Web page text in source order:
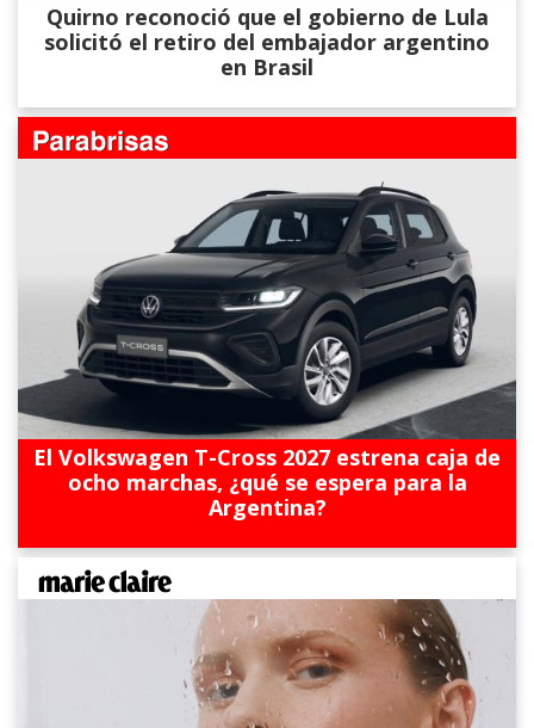
Quirno reconoció que el gobierno de Lula
solicitó el retiro del embajador argentino
en Brasil
El Volkswagen T-Cross 2027 estrena caja de
ocho marchas, ¿qué se espera para la
Argentina?